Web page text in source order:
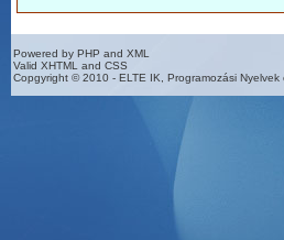
Powered by PHP and XML
Valid XHTML and CSS
Copgyright © 2010 - ELTE IK, Programozási